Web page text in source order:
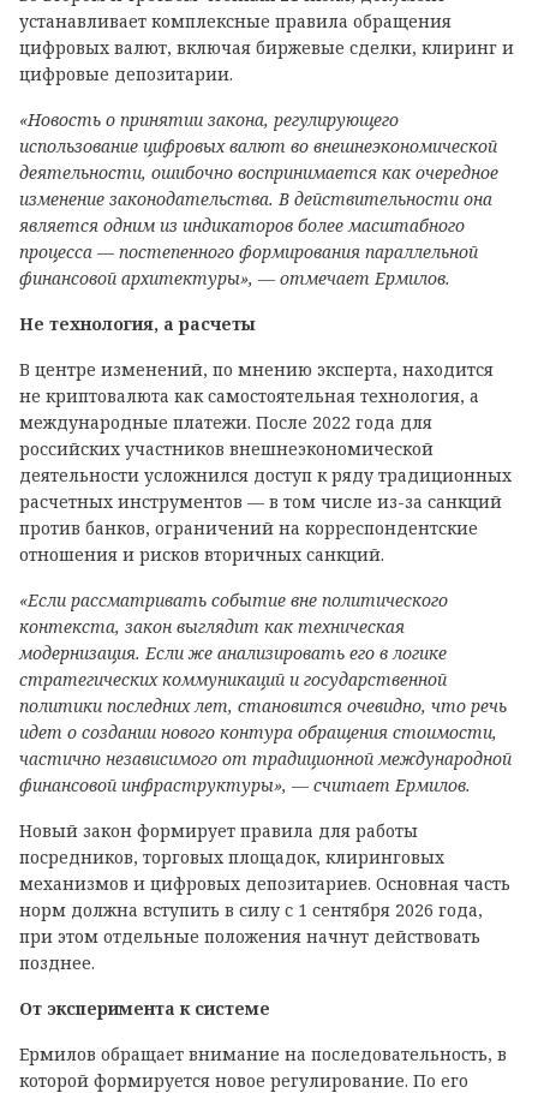
устанавливает комплексные правила обращения
цифровых валют, включая биржевые сделки, клиринг и
цифровые депозитарии.
«Новость о принятии закона, регулирующего
использование цифровых валют во внешнеэкономической
деятельности, ошибочно воспринимается как очередное
изменение законодательства. В действительности она
является одним из индикаторов более масштабного
процесса — постепенного формирования параллельной
финансовой архитектуры», — отмечает Ермилов.
Не технология, а расчеты
В центре изменений, по мнению эксперта, находится
не криптовалюта как самостоятельная технология, а
международные платежи. После 2022 года для
российских участников внешнеэкономической
деятельности усложнился доступ к ряду традиционных
расчетных инструментов — в том числе из-за санкций
против банков, ограничений на корреспондентские
отношения и рисков вторичных санкций.
«Если рассматривать событие вне политического
контекста, закон выглядит как техническая
модернизация. Если же анализировать его в логике
стратегических коммуникаций и государственной
политики последних лет, становится очевидно, что речь
идет о создании нового контура обращения стоимости,
частично независимого от традиционной международной
финансовой инфраструктуры», — считает Ермилов.
Новый закон формирует правила для работы
посредников, торговых площадок, клиринговых
механизмов и цифровых депозитариев. Основная часть
норм должна вступить в силу с 1 сентября 2026 года,
при этом отдельные положения начнут действовать
позднее.
От эксперимента к системе
Ермилов обращает внимание на последовательность, в
которой формируется новое регулирование. По его